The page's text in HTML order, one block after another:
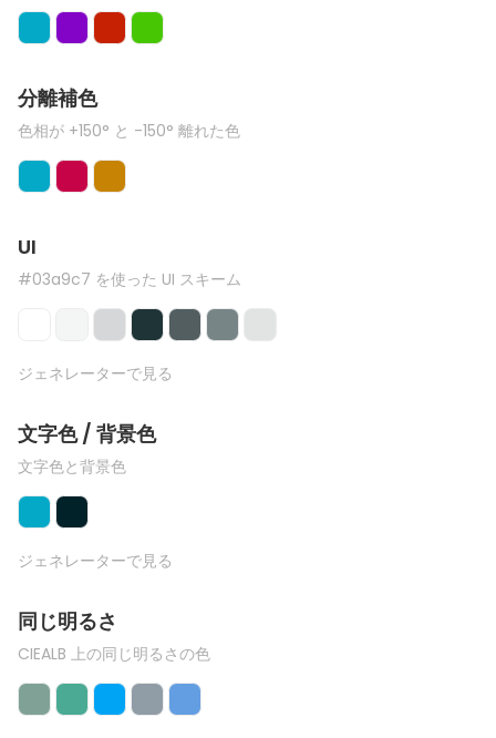
分離補色
色相が +150° と -150° 離れた色
UI
#03a9c7 を使った UI スキーム
ジェネレーターで見る
文字色 / 背景色
文字色と背景色
ジェネレーターで見る
同じ明るさ
CIEALB 上の同じ明るさの色